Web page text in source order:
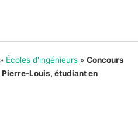
» Écoles d'ingénieurs » Concours
Louis, étudiant en